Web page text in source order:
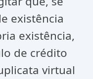
existência
existência,
de crédito
virtual